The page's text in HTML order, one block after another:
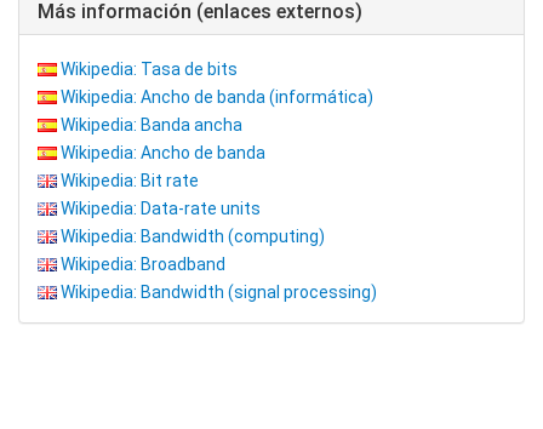
Más información (enlaces externos)
Wikipedia: Tasa de bits
Wikipedia: Ancho de banda (informática)
Wikipedia: Banda ancha
Wikipedia: Ancho de banda
Wikipedia: Bit rate
Wikipedia: Data-rate units
Wikipedia: Bandwidth (computing)
Wikipedia: Broadband
Wikipedia: Bandwidth (signal processing)